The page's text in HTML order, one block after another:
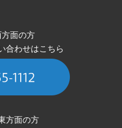
面の方
合わせはこちら
方面の方